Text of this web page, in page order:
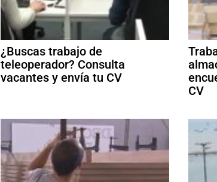
¿Buscas trabajo de
teleoperador? Consulta
vacantes y envía tu CV
CV